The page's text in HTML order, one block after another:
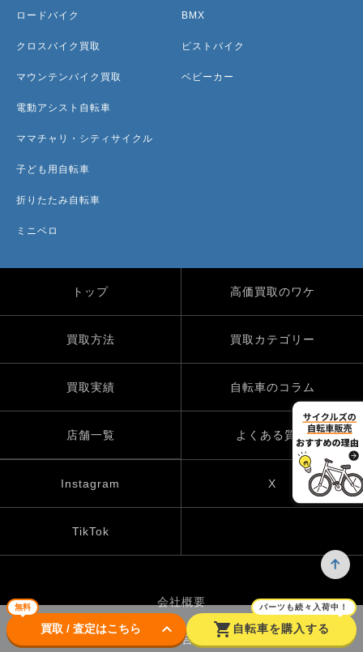
無料
買取 / 査定はこちら keyboard_arrow_down shopping_cart
パーツも続々入荷中！
自転車を購入する
ロードバイク
クロスバイク買取
マウンテンバイク買取
電動アシスト自転車
ママチャリ・シティサイクル
子ども用自転車
折りたたみ自転車
ミニベロ
BMX
ピストバイク
ベビーカー
トップ 高価買取のワケ
買取方法 買取カテゴリー
買取実績 自転車のコラム
店舗一覧 よくある質問
Instagram X
TikTok
会社概要
お問い合わせ